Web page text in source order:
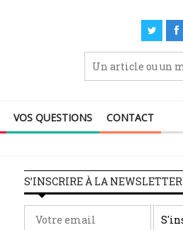
VOS QUESTIONS CONTACT
S’INSCRIRE À LA NEWSLETTER